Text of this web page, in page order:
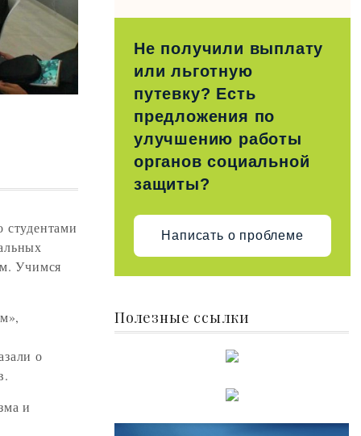
студентами
Учимся
о
и
Не получили выплату
или льготную
путевку? Есть
предложения по
улучшению работы
органов социальной
защиты?
Написать о проблеме
Полезные ссылки